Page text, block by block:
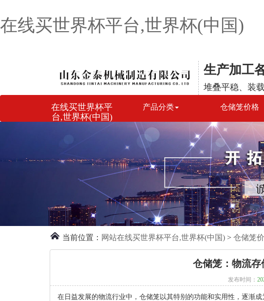
在线买世界杯平台,世界杯(中国)
生产加工
堆叠平稳、装
在线买世界杯平
台,世界杯(中国)
产品分类 仓储笼价格
当前位置： 网站在线买世界杯平台,世界杯(中国) > 仓储笼
仓储笼：物流
发布时间：
在日益发展的物流行业中，仓储笼以其特别的功能和实用性，逐渐